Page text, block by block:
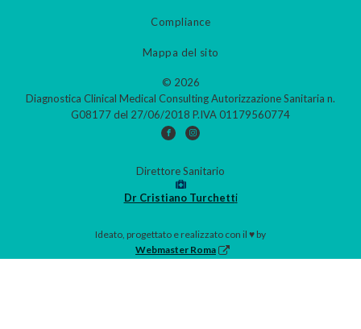
Compliance
Mappa del sito
© 2026
Diagnostica Clinical Medical Consulting Autorizzazione Sanitaria n.
G08177 del 27/06/2018 P.IVA 01179560774
Direttore Sanitario
Dr Cristiano Turchetti
Ideato, progettato e realizzato con il ♥ by
Webmaster Roma